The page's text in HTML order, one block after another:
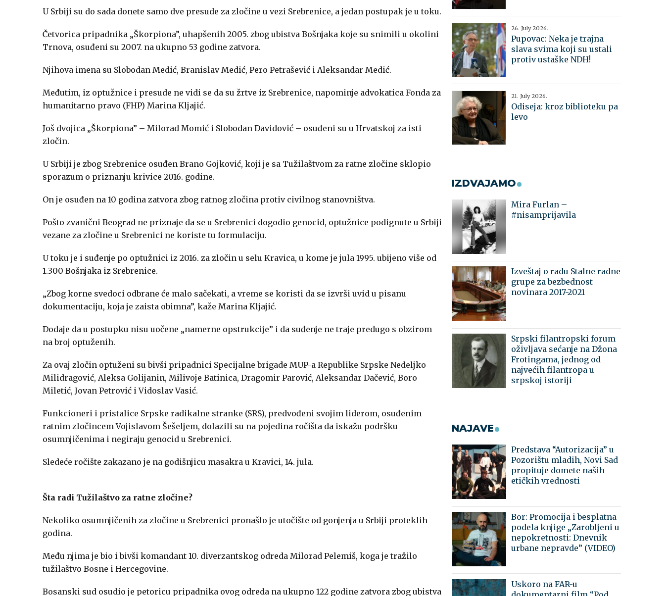
U Srbiji su do sada donete samo dve presude za zločine u vezi Srebrenice, a jedan postupak je u toku.
Četvorica pripadnika „Škorpiona”, uhapšenih 2005. zbog ubistva Bošnjaka koje su snimili u okolini
Trnova, osuđeni su 2007. na ukupno 53 godine zatvora.
Njihova imena su Slobodan Medić, Branislav Medić, Pero Petrašević i Aleksandar Medić.
Međutim, iz optužnice i presude ne vidi se da su žrtve iz Srebrenice, napominje advokatica Fonda za
humanitarno pravo (FHP) Marina Kljajić.
Još dvojica „Škorpiona” – Milorad Momić i Slobodan Davidović – osuđeni su u Hrvatskoj za isti
zločin.
U Srbiji je zbog Srebrenice osuđen Brano Gojković, koji je sa Tužilaštvom za ratne zločine sklopio
sporazum o priznanju krivice 2016. godine.
On je osuđen na 10 godina zatvora zbog ratnog zločina protiv civilnog stanovništva.
Pošto zvanični Beograd ne priznaje da se u Srebrenici dogodio genocid, optužnice podignute u Srbiji
vezane za zločine u Srebrenici ne koriste tu formulaciju.
U toku je i suđenje po optužnici iz 2016. za zločin u selu Kravica, u kome je jula 1995. ubijeno više od
1.300 Bošnjaka iz Srebrenice.
„Zbog korne svedoci odbrane će malo sačekati, a vreme se koristi da se izvrši uvid u pisanu
dokumentaciju, koja je zaista obimna”, kaže Marina Kljajić.
Dodaje da u postupku nisu uočene „namerne opstrukcije” i da suđenje ne traje predugo s obzirom
na broj optuženih.
Za ovaj zločin optuženi su bivši pripadnici Specijalne brigade MUP-a Republike Srpske Nedeljko
Milidragović, Aleksa Golijanin, Milivoje Batinica, Dragomir Parović, Aleksandar Dačević, Boro
Miletić, Jovan Petrović i Vidoslav Vasić.
Funkcioneri i pristalice Srpske radikalne stranke (SRS), predvođeni svojim liderom, osuđenim
ratnim zločincem Vojislavom Šešeljem, dolazili su na pojedina ročišta da iskažu podršku
osumnjičenima i negiraju genocid u Srebrenici.
Sledeće ročište zakazano je na godišnjicu masakra u Kravici, 14. jula.
Šta radi Tužilaštvo za ratne zločine?
Nekoliko osumnjičenih za zločine u Srebrenici pronašlo je utočište od gonjenja u Srbiji proteklih
godina.
Među njima je bio i bivši komandant 10. diverzantskog odreda Milorad Pelemiš, koga je tražilo
tužilaštvo Bosne i Hercegovine.
Bosanski sud osudio je petoricu pripadnika ovog odreda na ukupno 122 godine zatvora zbog ubistva
26. July 2026.
Pupovac: Neka je trajna
slava svima koji su ustali
protiv ustaške NDH!
21. July 2026.
Odiseja: kroz biblioteku pa
levo
IZDVAJAMO
Mira Furlan –
#nisamprijavila
Izveštaj o radu Stalne radne
grupe za bezbednost
novinara 2017-2021
Srpski filantropski forum
oživljava sećanje na Džona
Frotingama, jednog od
najvećih filantropa u
srpskoj istoriji
NAJAVE
Predstava “Autorizacija” u
Pozorištu mladih, Novi Sad
propituje domete naših
etičkih vrednosti
Bor: Promocija i besplatna
podela knjige „Zarobljeni u
nepokretnosti: Dnevnik
urbane nepravde” (VIDEO)
Uskoro na FAR-u